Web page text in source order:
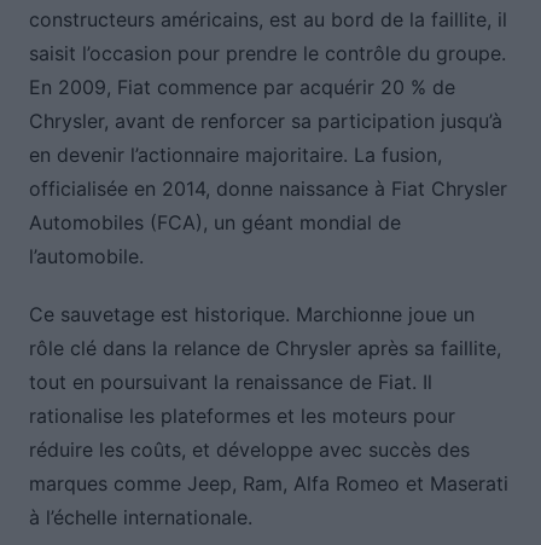
constructeurs américains, est au bord de la faillite, il
saisit l’occasion pour prendre le contrôle du groupe.
En 2009, Fiat commence par acquérir 20 % de
Chrysler, avant de renforcer sa participation jusqu’à
en devenir l’actionnaire majoritaire. La fusion,
officialisée en 2014, donne naissance à Fiat Chrysler
Automobiles (FCA), un géant mondial de
l’automobile.
Ce sauvetage est historique. Marchionne joue un
rôle clé dans la relance de Chrysler après sa faillite,
tout en poursuivant la renaissance de Fiat. Il
rationalise les plateformes et les moteurs pour
réduire les coûts, et développe avec succès des
marques comme Jeep, Ram, Alfa Romeo et Maserati
à l’échelle internationale.